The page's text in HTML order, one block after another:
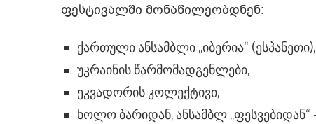
ფესტივალში მონაწილეობდნენ:
ქართული ანსამბლი „იბერია“ (ესპანეთი),
უკრაინის წარმომადგენლები,
ეკვადორის კოლექტივი,
ხოლო ბარიდან, ანსამბლ „ფესვებიდან“